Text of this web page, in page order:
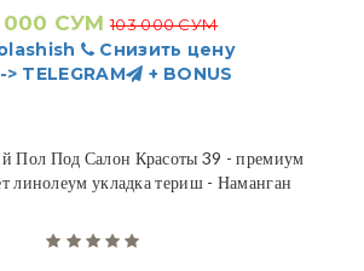
000 СУМ 103 000 СУМ
Снизить цену
> TELEGRAM
+ BONUS